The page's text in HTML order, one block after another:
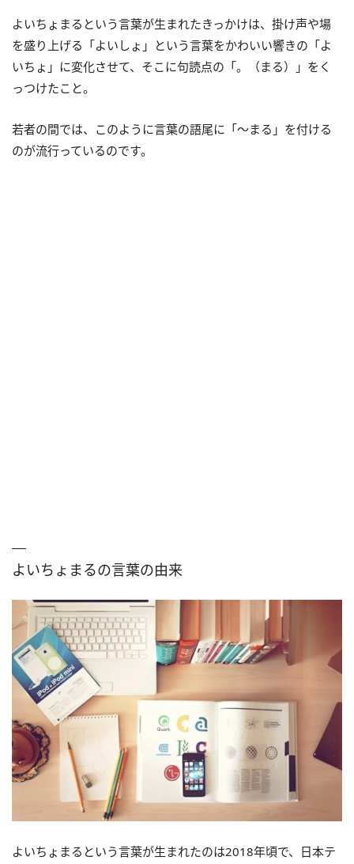
よいちょまるという言葉が生まれたきっかけは、掛け声や場
を盛り上げる「よいしょ」という言葉をかわいい響きの「よ
いちょ」に変化させて、そこに句読点の「。（まる）」をく
っつけたこと。
若者の間では、このように言葉の語尾に「～まる」を付ける
のが流行っているのです。
よいちょまるの言葉の由来
よいちょまるという言葉が生まれたのは2018年頃で、日本テ